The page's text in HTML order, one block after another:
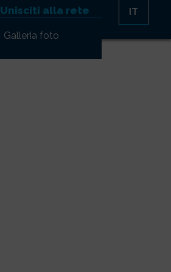
Unisciti alla rete IT
Galleria foto